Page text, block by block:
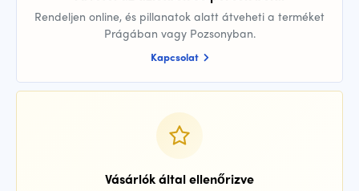
Rendeljen online, és pillanatok alatt átveheti a terméket
Prágában vagy Pozsonyban.
Kapcsolat
Vásárlók által ellenőrizve